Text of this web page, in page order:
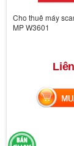
Cho thuê máy
MP W3601
MUA